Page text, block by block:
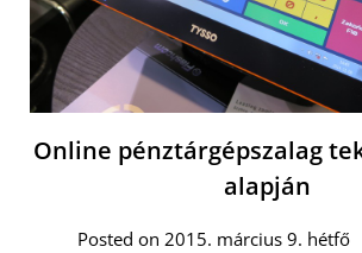
Online pénztárgépszalag
alapján
Posted on 2015. március 9. hétfő